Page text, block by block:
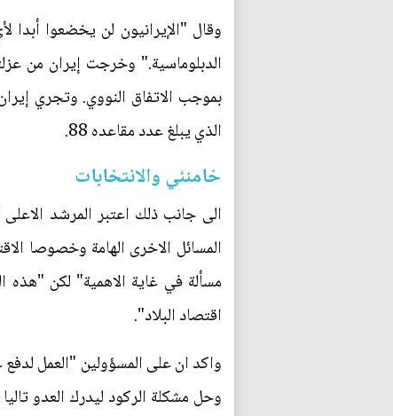
وقال "الإيرانيون لن يخضعوا أبدا
الدبلوماسية." وخرجت إيران من
الذي يبلغ عدد مقاعده 88.
خامنئي والانتخابات
الى جانب ذلك اعتبر المرشد الاعلى
المسائل الاخرى الهامة وخصوصا
مسألة في غاية الاهمية" لكن "هذه
اقتصاد البلاد".
واكد ان على المسؤولين "العمل لدفع
وحل مشكلة الركود ليدرك العدو